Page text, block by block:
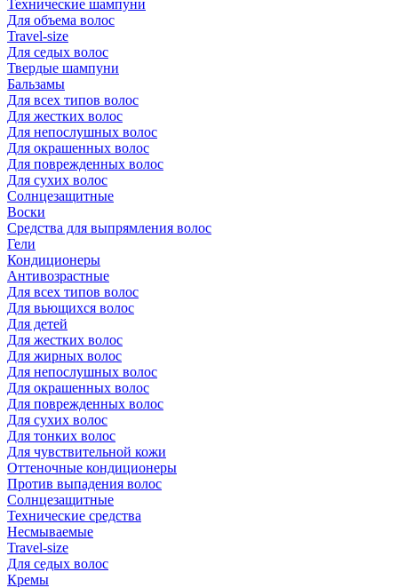
Технические шампуни
Для объема волос
Travel-size
Для седых волос
Твердые шампуни
Бальзамы
Для всех типов волос
Для жестких волос
Для непослушных волос
Для окрашенных волос
Для поврежденных волос
Для сухих волос
Солнцезащитные
Воски
Средства для выпрямления волос
Гели
Кондиционеры
Антивозрастные
Для всех типов волос
Для вьющихся волос
Для детей
Для жестких волос
Для жирных волос
Для непослушных волос
Для окрашенных волос
Для поврежденных волос
Для сухих волос
Для тонких волос
Для чувствительной кожи
Оттеночные кондиционеры
Против выпадения волос
Солнцезащитные
Технические средства
Несмываемые
Travel-size
Для седых волос
Кремы